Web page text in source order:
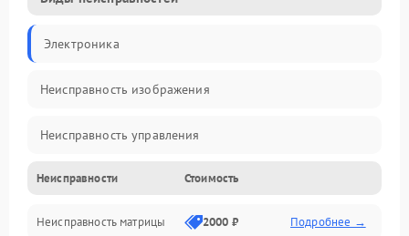
Электроника
Неисправность изображения
Неисправность управления
Неисправность интерфейсов
Прочие неисправности
Неисправности Стоимость
Неисправность матрицы 2000 ₽ Подробнее →